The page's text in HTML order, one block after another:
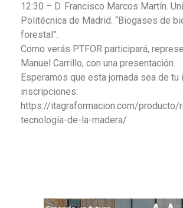
12:30 – D. Francisco Marcos Martín.
Politécnica de Madrid. “Biogases de
forestal”.
Como verás PTFOR participará,
Manuel Carrillo, con una presentación.
Esperamos que esta jornada sea de tu
inscripciones:
https://itagraformacion.com/producto/
tecnologia-de-la-madera/